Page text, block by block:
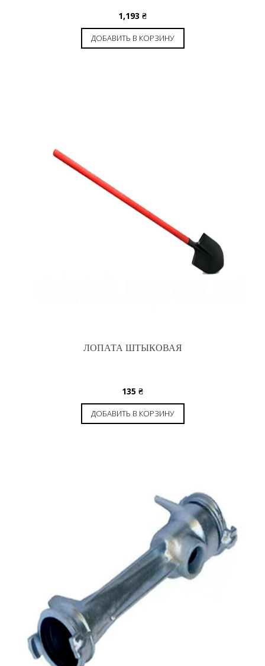
1,193 ₴
ДОБАВИТЬ В КОРЗИНУ
ЛОПАТА ШТЫКОВАЯ
135 ₴
ДОБАВИТЬ В КОРЗИНУ